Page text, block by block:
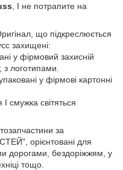
, І не потрапите на
що підкреслюється
захищені:
у фірмовий захисній
з логотипами.
у фірмові картонні
смужка світяться
за
орієнтовані для
дорогами, бездоріжжям, у
тощо.